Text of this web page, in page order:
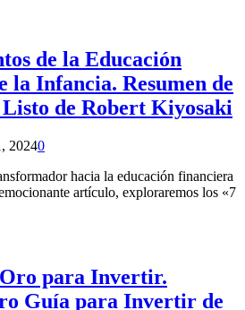
de la Educación
la Infancia. Resumen de
de Robert Kiyosaki
20240
hacia la educación financiera
artículo, exploraremos los «7
Oro para Invertir.
Guía para Invertir de